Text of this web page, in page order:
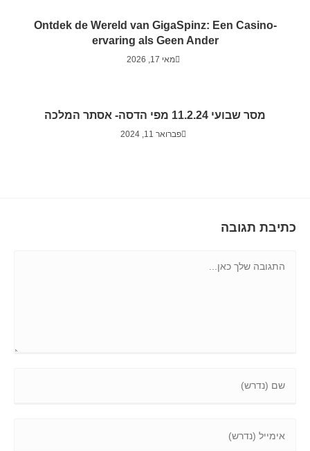
Ontdek de Wereld van GigaSpinz: Een Casino-
ervaring als Geen Ander
מאי 17, 2026
מסר שבועי 11.2.24 מפי הדסה- אסתר המלכה
פברואר 11, 2024
כתיבת תגובה